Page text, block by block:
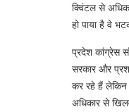
क्विंटल से अधिक
हो पाया है वे
प्रदेश कांग्रेस
सरकार और
कर रहे हैं लेकिन
अधिकार से